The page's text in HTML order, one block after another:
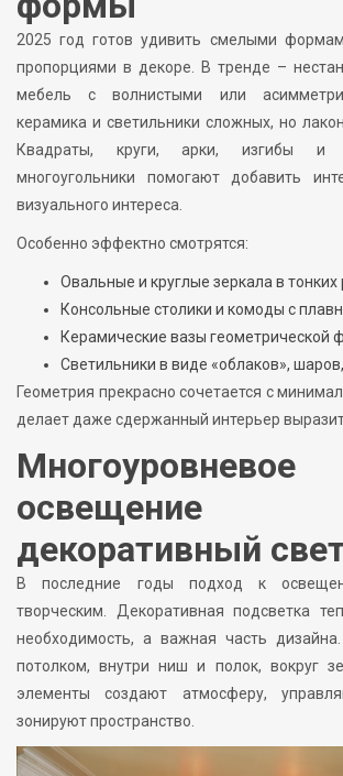
2025 год готов удивить смелыми
пропорциями в декоре. В тренде –
мебель с волнистыми или
керамика и светильники сложных, но
Квадраты, круги, арки, изгибы и
многоугольники помогают добавить
визуального интереса.
Особенно эффектно смотрятся:
Овальные и круглые зеркала в тонких
Консольные столики и комоды с
Керамические вазы геометрической
Светильники в виде «облаков», шаров,
Геометрия прекрасно сочетается с
делает даже сдержанный интерьер
Многоуровневое
декоративный
В последние годы подход к
творческим. Декоративная подсветка
необходимость, а важная часть
потолком, внутри ниш и полок, вокруг
элементы создают атмосферу,
зонируют пространство.